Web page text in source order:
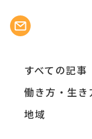
すべての記事
働き方・生き
地域